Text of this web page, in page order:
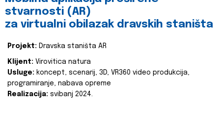
stvarnosti (AR)
za virtualni obilazak dravskih staništa
Projekt: Dravska staništa AR
Klijent: Virovitica natura
Usluge: koncept, scenarij, 3D, VR360 video produkcija,
programiranje, nabava opreme
Realizacija: svibanj 2024.